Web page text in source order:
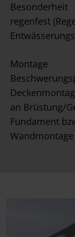
Besonderheit
regenfest
Montage
an Brüstung/
Fundament
Wandmontage